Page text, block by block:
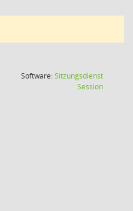
Software:Sitzungsdienst
Session(Wird in